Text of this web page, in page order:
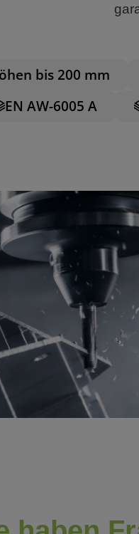
bis 200 mm
EN AW-6005 A